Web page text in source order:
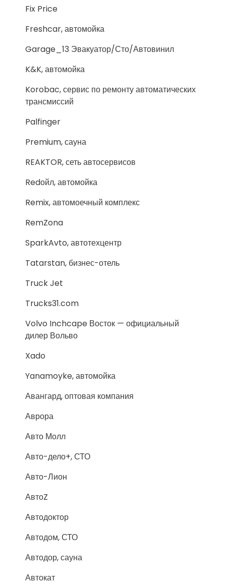
Fix Price
Freshcar, автомойка
Garage_13 Эвакуатор/Сто/Автовинил
K&K, автомойка
Korobac, сервис по ремонту автоматических
трансмиссий
Palfinger
Premium, сауна
REAKTOR, сеть автосервисов
Redойл, автомойка
Remix, автомоечный комплекс
RemZona
SparkAvto, автотехцентр
Tatarstan, бизнес-отель
Truck Jet
Trucks31.com
Volvo Inchcape Восток — официальный
дилер Вольво
Xado
Yanamoyke, автомойка
Авангард, оптовая компания
Аврора
Авто Молл
Авто-дело+, СТО
Авто-Лион
АвтоZ
Автодоктор
Автодом, СТО
Автодор, сауна
Автокат